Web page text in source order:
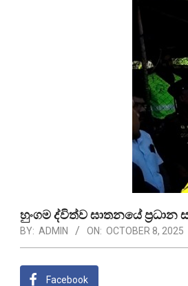
හුංගම ද්විත්ව ඝාතනයේ
BY: ADMIN ON: OCTOBER 8, 2025
Facebook